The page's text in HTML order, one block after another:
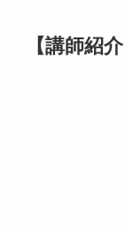
【講師紹介